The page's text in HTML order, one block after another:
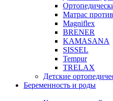
Матрас
Magniflex
BRENER
KAMASANA
SISSEL
Tempur
TRELAX
Детские
Беременность и роды